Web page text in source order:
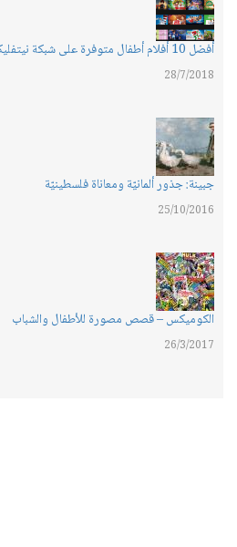
أفضل 10 أفلام أطفال متوفرة على شبكة نيتفليكس
28/7/2018
جبينة: جذور ألمانيّة ومعاناة فلسطينيّة
25/10/2016
الكوميكس – قصص مصورة للأطفال والشباب
26/3/2017